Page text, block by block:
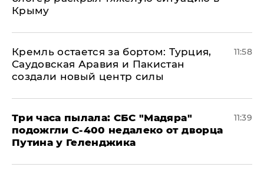
Крыму
​Кремль остается за бортом: Турция,
Саудовская Аравия и Пакистан
создали новый центр силы
11:58
Три часа пылала: СБС "Мадяра"
подожгли С-400 недалеко от дворца
Путина у Геленджика
11:39